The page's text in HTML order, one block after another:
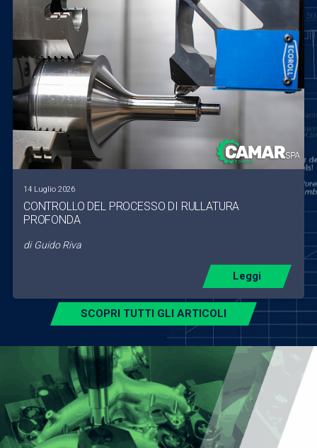
14 Luglio 2026
CONTROLLO DEL PROCESSO DI RULLATURA
PROFONDA
di Guido Riva
Leggi
SCOPRI TUTTI GLI ARTICOLI